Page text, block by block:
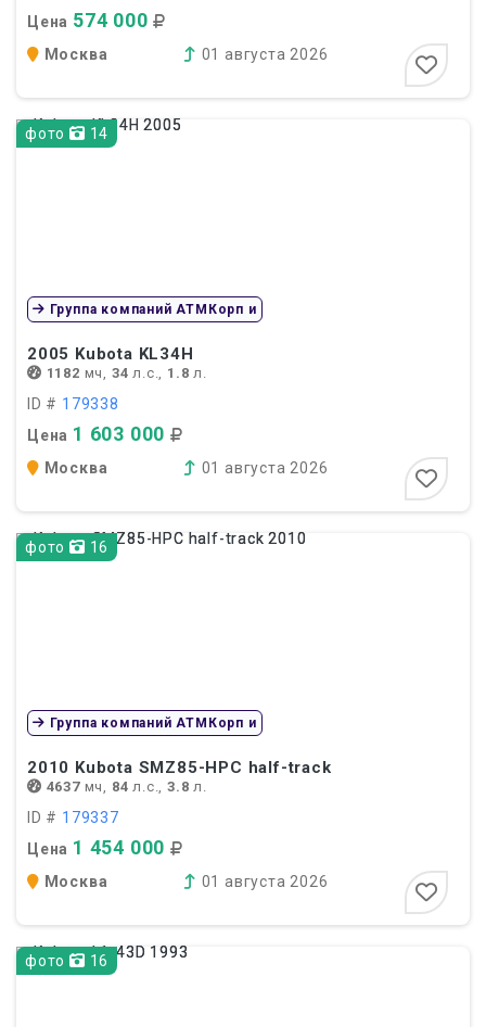
Цена 574 000
Москва 01 августа 2026
фото 14
2005 Kubota KL34H
1182 мч, 34 л.с., 1.8 л.
ID # 179338
Цена 1 603 000
Группа компаний АТМКорп и
Москва 01 августа 2026
фото 16
2010 Kubota SMZ85-HPC half-track
4637мч, 84 л.с.,3.8 л.
ID # 179337
Цена 1 454 000
Группа компаний АТМКорп и
Москва 01 августа 2026
фото 16